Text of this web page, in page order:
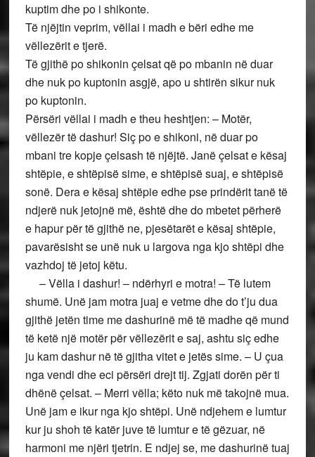
kuptim dhe po i shikonte.
Të njëjtin veprim, vëllai i madh e bëri edhe me
vëllezërit e tjerë.
Të gjithë po shikonin çelsat që po mbanin në duar
dhe nuk po kuptonin asgjë, apo u shtirën sikur nuk
po kuptonin.
Përsëri vëllai i madh e theu heshtjen: – Motër,
vëllezër të dashur! Siç po e shikoni, në duar po
mbani tre kopje çelsash të njëjtë. Janë çelsat e kësaj
shtëpie, e shtëpisë sime, e shtëpisë suaj, e shtëpisë
sonë. Dera e kësaj shtëpie edhe pse prindërit tanë të
ndjerë nuk jetojnë më, është dhe do mbetet përherë
e hapur për të gjithë ne, pjesëtarët e kësaj shtëpie,
pavarësisht se unë nuk u largova nga kjo shtëpi dhe
vazhdoj të jetoj këtu.
– Vëlla i dashur! – ndërhyri e motra! – Të lutem
shumë. Unë jam motra juaj e vetme dhe do t’ju dua
gjithë jetën time me dashurinë më të madhe që mund
të ketë një motër për vëllezërit e saj, ashtu siç edhe
ju kam dashur në të gjitha vitet e jetës sime. – U çua
nga vendi dhe eci përsëri drejt tij. Zgjati dorën për ti
dhënë çelsat. – Merri vëlla; këto nuk më takojnë mua.
Unë jam e ikur nga kjo shtëpi. Unë ndjehem e lumtur
kur ju shoh të katër juve të lumtur e të gëzuar, në
harmoni me njëri tjetrin. E ndjej se, me dashurinë tuaj